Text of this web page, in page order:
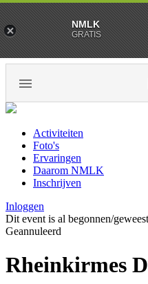
Activiteiten
Foto's
Ervaringen
Daarom NMLK
Inschrijven
Inloggen
Dit event is al begonnen/
Geannuleerd
Rheinkirmes
NMLK
GRATIS